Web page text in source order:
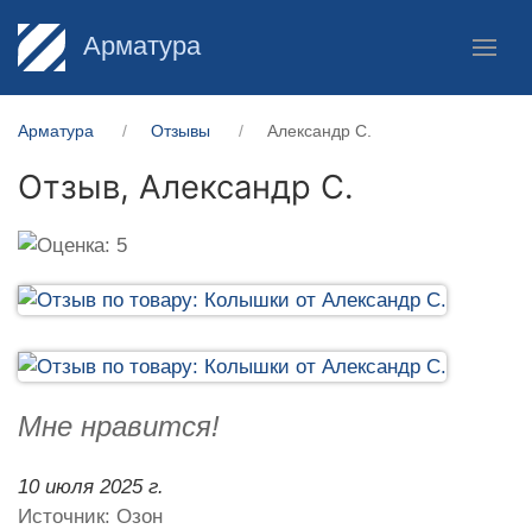
Арматура
Арматура Отзывы Александр С.
Отзыв, Александр С.
Мне нравится!
10 июля 2025 г.
Источник: Озон